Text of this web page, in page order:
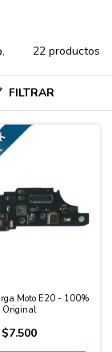
22 productos
FILTRAR
Moto E20 - 100%
Original
$7.500